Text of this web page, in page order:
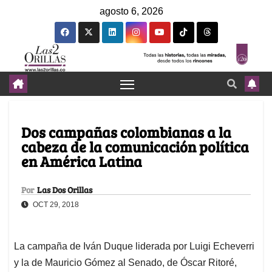
agosto 6, 2026
Dos campañas colombianas a la
cabeza de la comunicación política
en América Latina
Por Las Dos Orillas
OCT 29, 2018
La campaña de Iván Duque liderada por Luigi Echeverri
y la de Mauricio Gómez al Senado, de Óscar Ritoré,